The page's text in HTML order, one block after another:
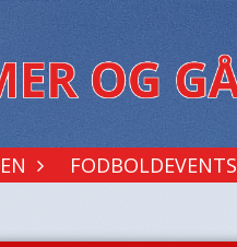
FODBOLDEVENTS